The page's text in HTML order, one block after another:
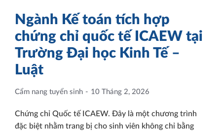
Ngành Kế toán tích hợp
chứng chỉ quốc tế ICAEW tại
Trường Đại học Kinh Tế –
Luật
Cẩm nang tuyển sinh 10 Tháng 2, 2026
Chứng chỉ Quốc tế ICAEW. Đây là một chương trình
đặc biệt nhằm trang bị cho sinh viên không chỉ bằng